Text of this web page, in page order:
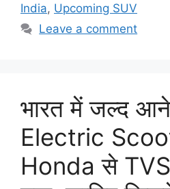
India, Upcoming SUV
Leave a comment
भारत में जल्द
Electric
Honda से